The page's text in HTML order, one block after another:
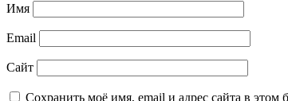
Имя
Email
Сайт
Сохранить моё имя, email и адрес сайта в